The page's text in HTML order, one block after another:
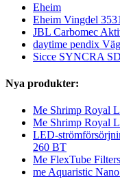
Eheim
Eheim Vingdel 3531
JBL Carbomec
daytime pendix
Sicce SYNCRA
Nya produkter:
Me Shrimp Royal
Me Shrimp Royal
LED-
260 BT
Me FlexTube
me Aquaristic